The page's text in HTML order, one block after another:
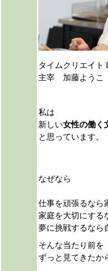
タイムクリエイト
主宰 加藤ようこ
私は
新しい女性の働く
と思っています。
なぜなら
仕事を頑張るなら
家庭を大切にする
夢に挑戦するなら
そんな当たり前を
ずっと見てきたか